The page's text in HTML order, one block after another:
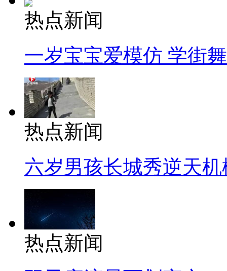
热点新闻
一岁宝宝爱模仿 学街
热点新闻
六岁男孩长城秀逆天机
热点新闻